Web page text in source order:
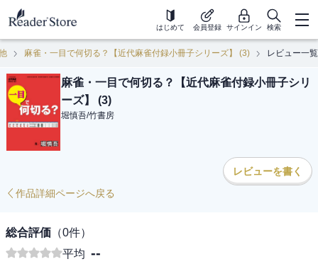
はじめて 会員登録 サインイン 検索
麻雀・一目で何切る？【近代麻雀付録小冊子シリーズ】 (3) レビュー一覧
麻雀・一目で何切る？【近代麻雀付録小冊子シリ
ーズ】 (3)
堀慎吾/竹書房
レビューを書く
作品詳細ページへ戻る
総合評価 （0件）
平均 --